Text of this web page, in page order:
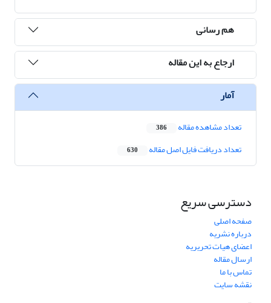
هم رسانی
ارجاع به این مقاله
آمار
تعداد مشاهده مقاله 386
تعداد دریافت فایل اصل مقاله 630
دسترسی سریع
صفحه اصلی
درباره نشریه
اعضای هیات تحریریه
ارسال مقاله
تماس با ما
نقشه سایت